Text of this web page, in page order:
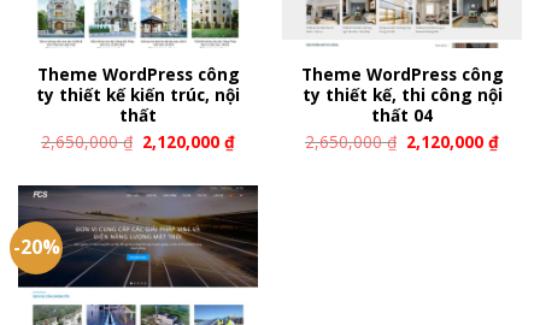
Theme WordPress công
ty thiết kế kiến trúc, nội
thất
2,650,000₫ 2,120,000₫
Theme WordPress công
ty thiết kế, thi công nội
thất 04
2,650,000₫ 2,120,000₫
-20%